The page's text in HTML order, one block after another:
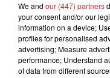
We and our (447) partners
your consent and/or our
information on a device;
profiles for personalised
advertising; Measure
performance; Understand
of data from different